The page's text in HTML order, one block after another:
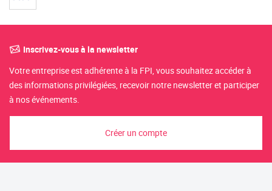
Inscrivez-vous à la newsletter
Votre entreprise est adhérente à la FPI, vous souhaitez accéder à
des informations privilégiées, recevoir notre newsletter et participer
à nos événements.
Créer un compte